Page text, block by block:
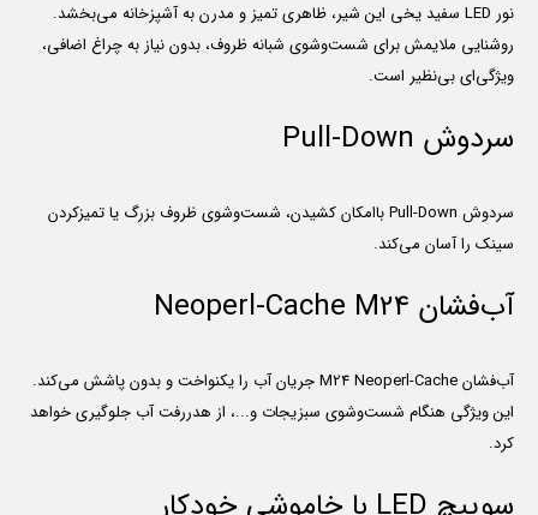
نور LED سفید یخی این شیر، ظاهری تمیز و مدرن به آشپزخانه می‌بخشد.
روشنایی ملایمش برای شست‌وشوی شبانه ظروف، بدون نیاز به چراغ اضافی،
ویژگی‌ای بی‌نظیر است.
سردوش Pull-Down
سردوش Pull-Down باامکان کشیدن، شست‌وشوی ظروف بزرگ یا تمیزکردن
سینک را آسان می‌کند.
آب‌فشان Neoperl-Cache M24
آب‌فشان M24 Neoperl-Cache جریان آب را یکنواخت و بدون پاشش می‌کند.
این ویژگی هنگام شست‌وشوی سبزیجات و...، از هدررفت آب جلوگیری خواهد
کرد.